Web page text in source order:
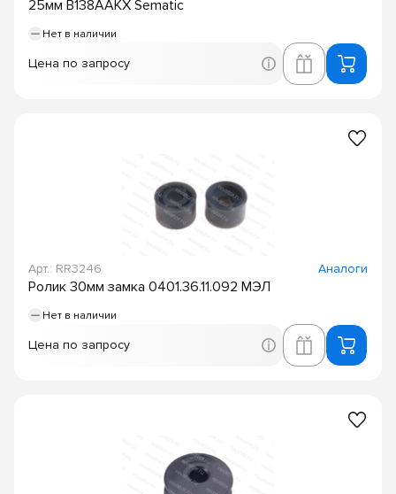
25мм B138AAKX Sematic
Нет в наличии
Цена по запросу
Арт.: RR3246 Аналоги
Ролик 30мм замка 0401.36.11.092 МЭЛ
Нет в наличии
Цена по запросу